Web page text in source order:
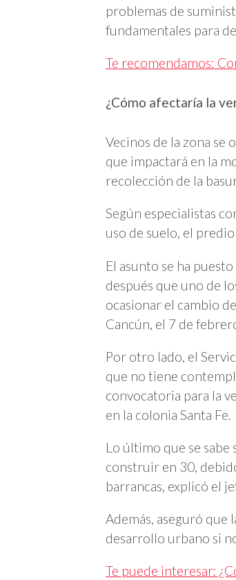
problemas de
fundamentales para
Te recomendamos:
¿Cómo afectaría la
Vecinos de la zona se
que impactará en la
recolección de la
Según especialistas
uso de suelo, el
El asunto se ha
después que uno de
ocasionar el cambio
Cancún, el 7 de
Por otro lado, el
que no tiene
convocatoria para la
en la colonia Santa Fe.
Lo último que se sabe
construir en 30,
barrancas, explicó el
Además, aseguró
desarrollo urbano si
Te puede interesar: